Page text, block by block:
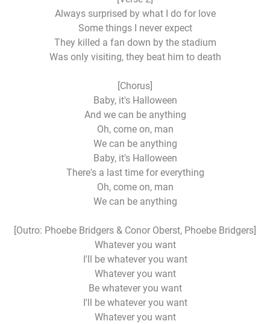
Always surprised by what I do for love
Some things I never expect
They killed a fan down by the stadium
Was only visiting, they beat him to death
[Chorus]
Baby, it's Halloween
And we can be anything
Oh, come on, man
We can be anything
Baby, it's Halloween
There's a last time for everything
Oh, come on, man
We can be anything
[Outro: Phoebe Bridgers & Conor Oberst, Phoebe Bridgers]
Whatever you want
I'll be whatever you want
Whatever you want
Be whatever you want
I'll be whatever you want
Whatever you want